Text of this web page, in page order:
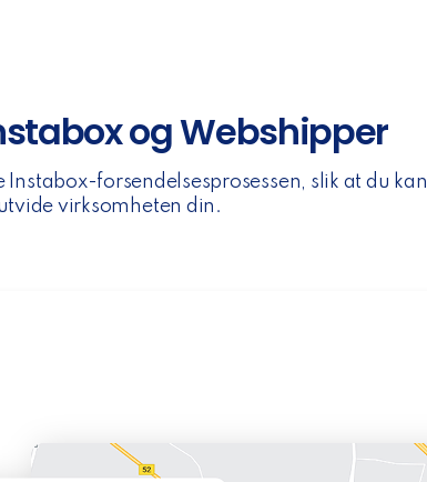
og Webshipper
forsendelsesprosessen, slik at du kan
virksomheten din.